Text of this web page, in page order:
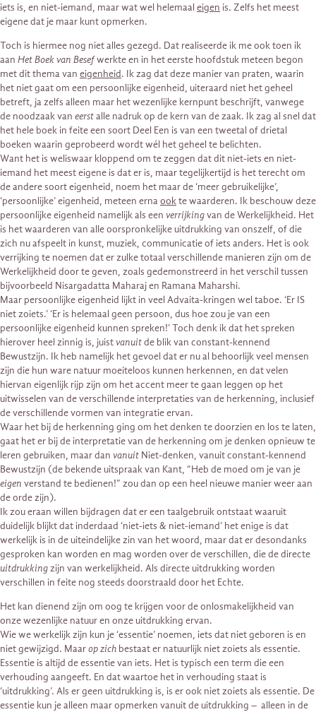
iets is, en niet-iemand, maar wat wel helemaal eigen is. Zelfs het meest
eigene dat je maar kunt opmerken.
Toch is hiermee nog niet alles gezegd. Dat realiseerde ik me ook toen ik
aan Het Boek van Besefwerkte en in het eerste hoofdstuk meteen begon
met dit thema van eigenheid. Ik zag dat deze manier van praten, waarin
het niet gaat om een persoonlijke eigenheid, uiteraard niet het geheel
betreft, ja zelfs alleen maar het wezenlijke kernpunt beschrijft, vanwege
de noodzaak van eerstalle nadruk op de kern van de zaak. Ik zag al snel dat
het hele boek in feite een soort Deel Een is van een tweetal of drietal
boeken waarin geprobeerd wordt wél het geheel te belichten.
Want het is weliswaar kloppend om te zeggen dat dit niet-iets en niet-
iemand het meest eigene is dat er is, maar tegelijkertijd is het terecht om
de andere soort eigenheid, noem het maar de ‘meer gebruikelijke’,
‘persoonlijke’ eigenheid, meteen ernaookte waarderen. Ik beschouw deze
persoonlijke eigenheid namelijk als een verrijkingvan de Werkelijkheid. Het
is het waarderen van alle oorspronkelijke uitdrukking van onszelf, of die
zich nu afspeelt in kunst, muziek, communicatie of iets anders. Het is ook
verrijking te noemen dat er zulke totaal verschillende manieren zijn om de
Werkelijkheid door te geven, zoals gedemonstreerd in het verschil tussen
bijvoorbeeld Nisargadatta Maharaj en Ramana Maharshi.
Maar persoonlijke eigenheid lijkt in veel Advaita-kringen wel taboe. ‘Er IS
niet zoiets.’ ‘Er is helemaal geen persoon, dus hoe zou je van een
persoonlijke eigenheid kunnen spreken!’ Toch denk ik dat het spreken
hierover heel zinnig is, juistvanuitde blik van constant-kennend
Bewustzijn. Ik heb namelijk het gevoel dat er nu al behoorlijk veel mensen
zijn die hun ware natuur moeiteloos kunnen herkennen, en dat velen
hiervan eigenlijk rijp zijn om het accent meer te gaan leggen op het
uitwisselen van de verschillende interpretaties van de herkenning, inclusief
de verschillende vormen van integratie ervan.
Waar het bij de herkenning ging om het denken te doorzien en los te laten,
gaat het er bij de interpretatie van de herkenning om je denken opnieuw te
leren gebruiken, maar dan vanuit Niet-denken, vanuit constant-kennend
Bewustzijn (de bekende uitspraak van Kant, “Heb de moed om je van je
eigen verstand te bedienen!” zou dan op een heel nieuwe manier weer aan
de orde zijn).
Ik zou eraan willen bijdragen dat er een taalgebruik ontstaat waaruit
duidelijk blijkt dat inderdaad ‘niet-iets & niet-iemand’ het enige is dat
werkelijk is in de uiteindelijke zin van het woord, maar dat er desondanks
gesproken kan worden en mag worden over de verschillen, die de directe
uitdrukkingzijn van werkelijkheid. Als directe uitdrukking worden
verschillen in feite nog steeds doorstraald door het Echte.
Het kan dienend zijn om oog te krijgen voor de onlosmakelijkheid van
onze wezenlijke natuur en onze uitdrukking ervan.
Wie we werkelijk zijn kun je ‘essentie’ noemen, iets dat niet geboren is en
niet gewijzigd. Maarop zich bestaat er natuurlijk niet zoiets als essentie.
Essentie is altijd de essentie van iets. Het is typisch een term die een
verhouding aangeeft. En dat waartoe het in verhouding staat is
‘uitdrukking’. Als er geen uitdrukking is, is er ook niet zoiets als essentie. De
essentie kun je alleen maar opmerken vanuit de uitdrukking – alleen in de